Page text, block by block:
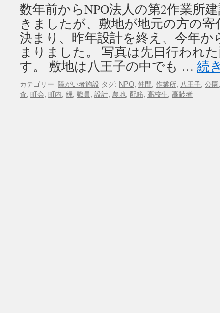
数年前からNPO法人の第2作業所
きましたが、敷地が地元の方の
決まり、昨年設計を終え、今年か
まりました。 写真は先日行われ
す。 敷地は八王子の中でも … 続
カテゴリー: 障がい者施設 タグ: NPO, 仲間, 作業所, 八王子, 公園
査, 町会, 町内, 緑, 職員, 設計, 農地, 配筋, 高校生, 高齢者